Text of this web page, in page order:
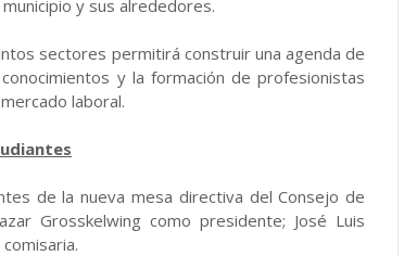
y sus alrededores.
sectores permitirá construir una agenda de
y la formación de profesionistas
laboral.
de la nueva mesa directiva del Consejo de
Grosskelwing como presidente; José Luis